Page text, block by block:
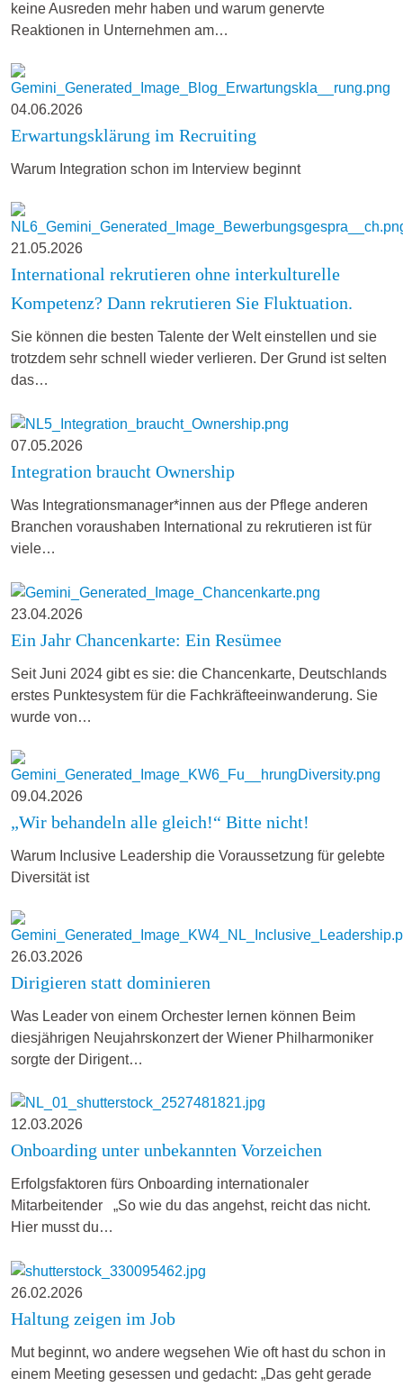
keine Ausreden mehr haben und warum genervte
Reaktionen in Unternehmen am…
04.06.2026
Erwartungsklärung im Recruiting
Warum Integration schon im Interview beginnt
21.05.2026
International rekrutieren ohne interkulturelle
Kompetenz? Dann rekrutieren Sie Fluktuation.
Sie können die besten Talente der Welt einstellen und sie
trotzdem sehr schnell wieder verlieren. Der Grund ist selten
das…
07.05.2026
Integration braucht Ownership
Was Integrationsmanager*innen aus der Pflege anderen
Branchen voraushaben International zu rekrutieren ist für
viele…
23.04.2026
Ein Jahr Chancenkarte: Ein Resümee
Seit Juni 2024 gibt es sie: die Chancenkarte, Deutschlands
erstes Punktesystem für die Fachkräfteeinwanderung. Sie
wurde von…
09.04.2026
„Wir behandeln alle gleich!“ Bitte nicht!
Warum Inclusive Leadership die Voraussetzung für gelebte
Diversität ist
26.03.2026
Dirigieren statt dominieren
Was Leader von einem Orchester lernen können Beim
diesjährigen Neujahrskonzert der Wiener Philharmoniker
sorgte der Dirigent…
12.03.2026
Onboarding unter unbekannten Vorzeichen
Erfolgsfaktoren fürs Onboarding internationaler
Mitarbeitender „So wie du das angehst, reicht das nicht.
Hier musst du…
26.02.2026
Haltung zeigen im Job
Mut beginnt, wo andere wegsehen Wie oft hast du schon in
einem Meeting gesessen und gedacht: „Das geht gerade